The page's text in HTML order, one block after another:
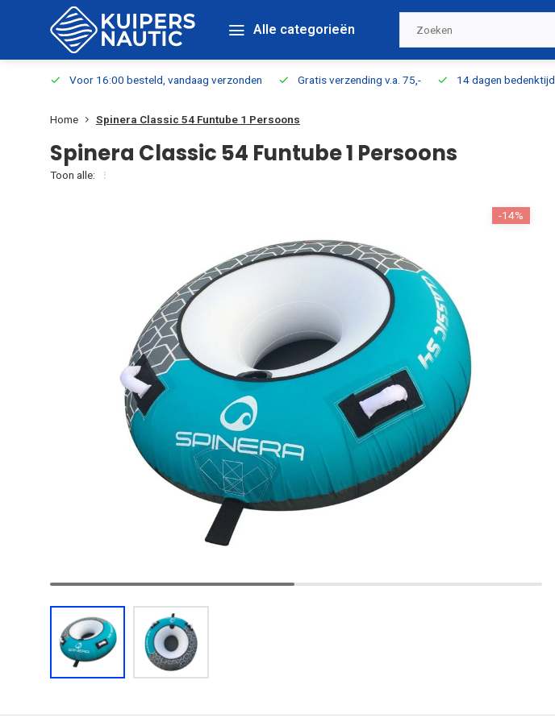
Alle categorieën
Voor 16:00 besteld, vandaag verzonden Gratis verzending v.a. 75,- 14 dagen bedenktijd
Home Spinera Classic 54 Funtube 1 Persoons
Spinera Classic 54 Funtube 1 Persoons
Toon alle:
-14%